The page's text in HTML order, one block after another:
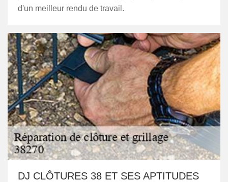
d'un meilleur rendu de travail.
DJ CLÔTURES 38 ET SES APTITUDES